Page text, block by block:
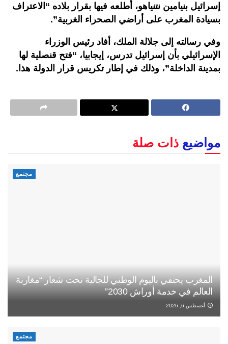
إسرائيل بنيامين نتنياهو، أطلعه فيها بقرار بلاده “الاعتراف
بسيادة المغرب على أراضي الصحراء الغربية”.
وفي رسالته إلى جلالة الملك، أفاد رئيس الوزراء
الإسرائيلي بأن إسرائيل تدرس، إيجابيا، “فتح قنصلية لها
بمدينة الداخلة”، وذلك في إطار تكريس قرار الدولة هذا.
مواضيع ذات صلة
مجتمع
المغرب يحتفي باليوم الوطني للجالية تحت شعار “مغاربة
العالم في خدمة أوراش 2030”
أغسطس 6, 2026
مجتمع